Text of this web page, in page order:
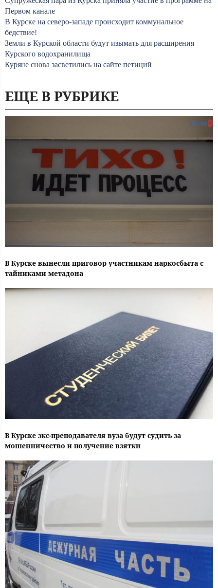
Первом канале
В Курске на северо-западе происходит коммунальное
бедствие!
Земли в Курской области будут изымать для расширения
Курского водохранилища
Куряне снова засветились на сайте петиций
ЕЩЕ В РУБРИКЕ
В Курске вынесли приговор участникам наркосбыта с
тайниками метадона
В Курске экс-преподавателя вуза будут судить за
мошенничество и получение взятки